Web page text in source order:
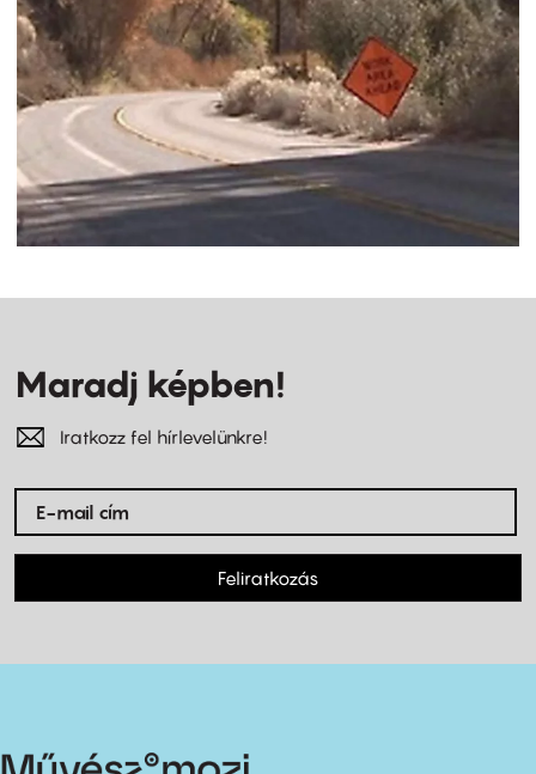
Maradj képben!
Iratkozz fel hírlevelünkre!
Feliratkozás